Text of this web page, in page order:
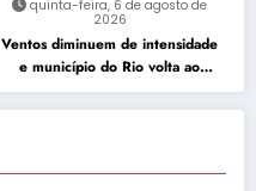
quinta-feira, 6 de agosto de
2026
Ventos diminuem de intensidade
e município do Rio volta ao
Estágio 1